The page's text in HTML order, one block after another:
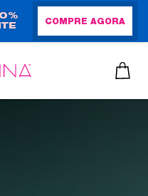
COMPRE AGORA